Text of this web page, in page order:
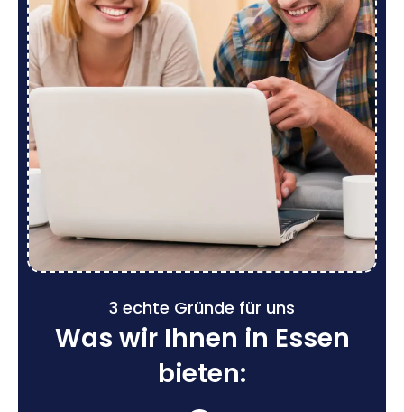
3 echte Gründe für uns
Was wir Ihnen in Essen
bieten: